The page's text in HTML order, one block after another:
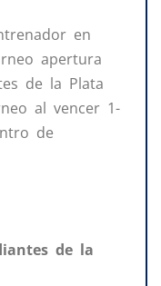
en
apertura
de la Plata
al vencer 1-
de
de la